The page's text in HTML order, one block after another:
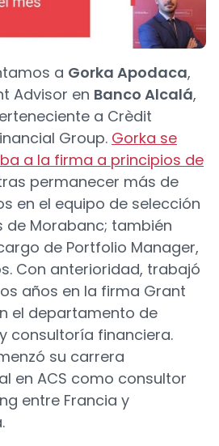
a Gorka Apodaca,
Advisor en Banco Alcalá,
a Crèdit
Group. Gorka se
a la firma a principios de
permanecer más de
en el equipo de selección
de Morabanc; también
de Portfolio Manager,
Con anterioridad, trabajó
años en la firma Grant
el departamento de
consultoría financiera.
su carrera
en ACS como consultor
entre Francia y